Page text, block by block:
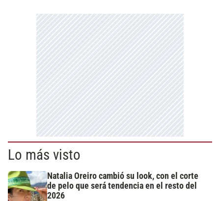
Lo más visto
Natalia Oreiro cambió su look, con el corte
de pelo que será tendencia en el resto del
2026